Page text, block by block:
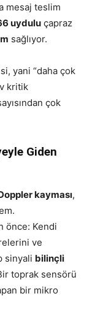
mesaj teslim
uydulu çapraz
sağlıyor.
yani “daha çok
kritik
çok
Giden
kayması,
önce: Kendi
ve
sinyali bilinçli
toprak sensörü
bir mikro